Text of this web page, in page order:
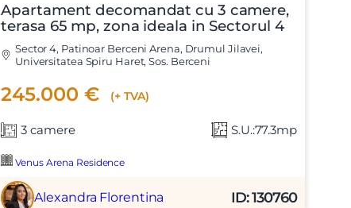
Apartament decomandat cu 3 camere,
terasa 65 mp, zona ideala in Sectorul 4
Sector 4, Patinoar Berceni Arena, Drumul Jilavei,
Universitatea Spiru Haret, Sos. Berceni
245.000 € (+ TVA)
3 camere S.U.:77.3mp
Venus Arena Residence
Alexandra Florentina ID: 130760